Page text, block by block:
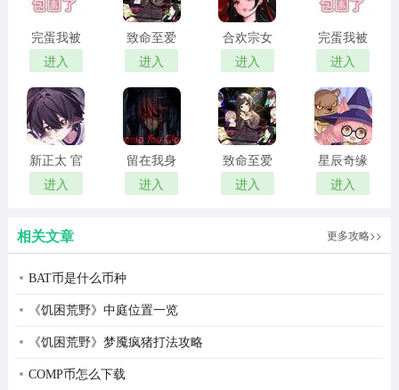
己的行踪。
2、匂坂郁纪(さきさか ふみのり)
完蛋我被
男同学包
围了 官方
正版
进入
致命至爱
中文版
进入
合欢宗女
修传 汉化
版
进入
完蛋我被
男同学包
围了 正版
进入
新正太 官
方正版
进入
留在我身
边
进入
致命至爱
汉化版
进入
星辰奇缘
最新版
进入
相关文章 更多攻略>>
BAT币是什么币种
《饥困荒野》中庭位置一览
《饥困荒野》梦魇疯猪打法攻略
COMP币怎么下载